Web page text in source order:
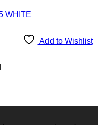
Add to Wishlist